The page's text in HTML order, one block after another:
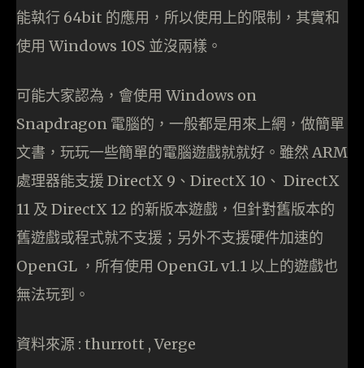
能執行 64bit 的應用，所以使用上的限制，其實和
使用 Windows 10S 並沒兩樣。
可能大家認為，會使用 Windows on
Snapdragon 電腦的，一般都是用來上網，做簡單
文書，玩玩一些簡單的電腦遊戲就就好。雖然 ARM
處理器能支援 DirectX 9、DirectX 10、 DirectX
11 及 DirectX 12 的新版本遊戲，但針對舊版本的
舊遊戲或程式就不支援；另外不支援硬件加速的
OpenGL ，所有使用 OpenGL v1.1 以上的遊戲也
無法玩到。
資料來源 : thurrott , Verge